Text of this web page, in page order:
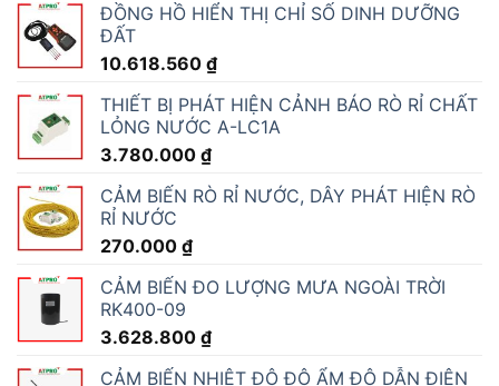
ĐỒNG HỒ HIỂN THỊ CHỈ SỐ DINH DƯỠNG
ĐẤT
10.618.560 ₫
THIẾT BỊ PHÁT HIỆN CẢNH BÁO RÒ RỈ CHẤT
LỎNG NƯỚC A-LC1A
3.780.000 ₫
CẢM BIẾN RÒ RỈ NƯỚC, DÂY PHÁT HIỆN RÒ
RỈ NƯỚC
270.000 ₫
CẢM BIẾN ĐO LƯỢNG MƯA NGOÀI TRỜI
RK400-09
3.628.800 ₫
CẢM BIẾN NHIỆT ĐỘ ĐỘ ẨM ĐỘ DẪN ĐIỆN